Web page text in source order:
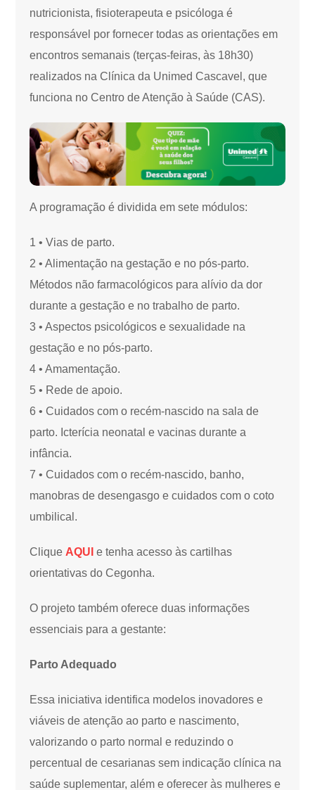
nutricionista, fisioterapeuta e psicóloga é
responsável por fornecer todas as orientações em
encontros semanais (terças-feiras, às 18h30)
realizados na Clínica da Unimed Cascavel, que
funciona no Centro de Atenção à Saúde (CAS).
A programação é dividida em sete módulos:
1 • Vias de parto.
2 • Alimentação na gestação e no pós-parto.
Métodos não farmacológicos para alívio da dor
durante a gestação e no trabalho de parto.
3 • Aspectos psicológicos e sexualidade na
gestação e no pós-parto.
4 • Amamentação.
5 • Rede de apoio.
6 • Cuidados com o recém-nascido na sala de
parto. Icterícia neonatal e vacinas durante a
infância.
7 • Cuidados com o recém-nascido, banho,
manobras de desengasgo e cuidados com o coto
umbilical.
CliqueAQUI e tenha acesso às cartilhas
orientativas do Cegonha.
O projeto também oferece duas informações
essenciais para a gestante:
Parto Adequado
Essa iniciativa identifica modelos inovadores e
viáveis de atenção ao parto e nascimento,
valorizando o parto normal e reduzindo o
percentual de cesarianas sem indicação clínica na
saúde suplementar, além e oferecer às mulheres e